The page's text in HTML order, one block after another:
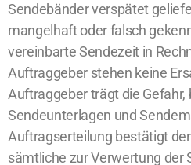
Sendebänder verspätet
mangelhaft oder falsch
vereinbarte Sendezeit in
Auftraggeber stehen keine
Auftraggeber trägt die
Sendeunterlagen und
Auftragserteilung bestätigt
sämtliche zur Verwertung der